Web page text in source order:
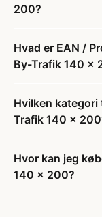
200?
Hvad er EAN /
By-Trafik 140 x
Hvilken
Trafik 140 x
Hvor kan jeg
140 x 200?